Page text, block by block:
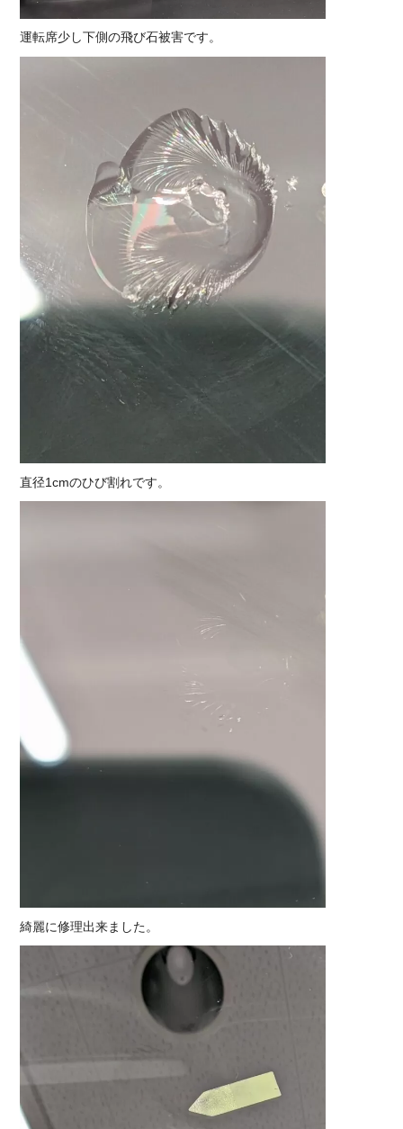
運転席少し下側の飛び石被害です。
直径1cmのひび割れです。
綺麗に修理出来ました。